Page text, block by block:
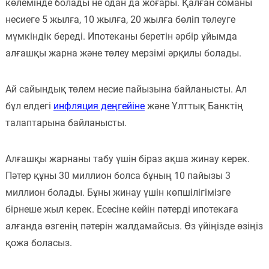
көлемінде болады не одан да жоғары. Қалған соманы
несиеге 5 жылға, 10 жылға, 20 жылға бөліп төлеуге
мүмкіндік береді. Ипотеканы беретін әрбір ұйымда
алғашқы жарна және төлеу мерзімі әрқилы болады.
Ай сайындық төлем несие пайызына байланысты. Ал
бұл елдегі инфляция деңгейінежәне Ұлттық Банктің
талаптарына байланысты.
Алғашқы жарнаны табу үшін біраз ақша жинау керек.
Пәтер құны 30 миллион болса бұның 10 пайызы 3
миллион болады. Бұны жинау үшін көпшілігімізге
бірнеше жыл керек. Есесіне кейін пәтерді ипотекаға
алғанда өзгенің пәтерін жалдамайсыз. Өз үйіңізде өзіңіз
қожа боласыз.